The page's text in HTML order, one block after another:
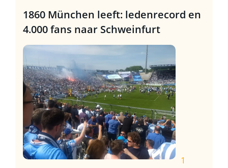
1860 München leeft: ledenrecord en
4.000 fans naar Schweinfurt
1